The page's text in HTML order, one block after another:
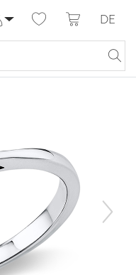
Anmelden
Meine Bestellungen
DE